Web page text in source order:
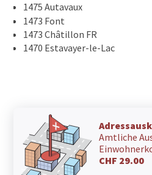
1475 Autavaux
1473 Font
1473 Châtillon FR
1470 Estavayer-le-Lac
Amtliche
CHF 29.00